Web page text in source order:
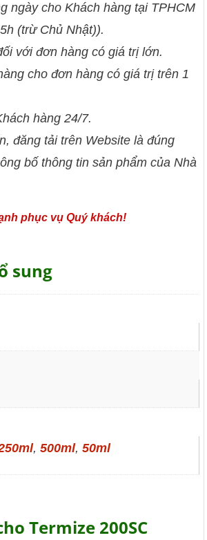
ngày cho Khách hàng tại TPHCM
(trừ Chủ Nhật)).
với đơn hàng có giá trị lớn.
cho đơn hàng có giá trị trên 1
hàng 24/7.
đăng tải trên Website là đúng
bố thông tin sản phẩm của Nhà
phục vụ Quý khách!
sung
,500ml,50ml
Termize 200SC